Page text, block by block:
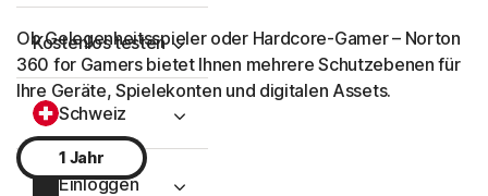
Kostenlos testen
Schweiz
Einloggen
Ob Gelegenheitsspieler oder Hardcore-Gamer – Norton
360 for Gamers bietet Ihnen mehrere Schutzebenen für
Ihre Geräte, Spielekonten und digitalen Assets.
1 Jahr